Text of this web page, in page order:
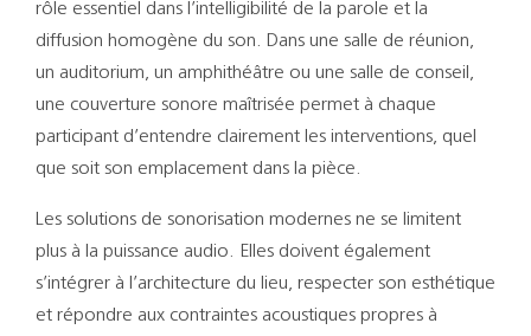
rôle essentiel dans l’intelligibilité de la parole et la
diffusion homogène du son. Dans une salle de réunion,
un auditorium, un amphithéâtre ou une salle de conseil,
une couverture sonore maîtrisée permet à chaque
participant d’entendre clairement les interventions, quel
que soit son emplacement dans la pièce.
Les solutions de sonorisation modernes ne se limitent
plus à la puissance audio. Elles doivent également
s’intégrer à l’architecture du lieu, respecter son esthétique
et répondre aux contraintes acoustiques propres à